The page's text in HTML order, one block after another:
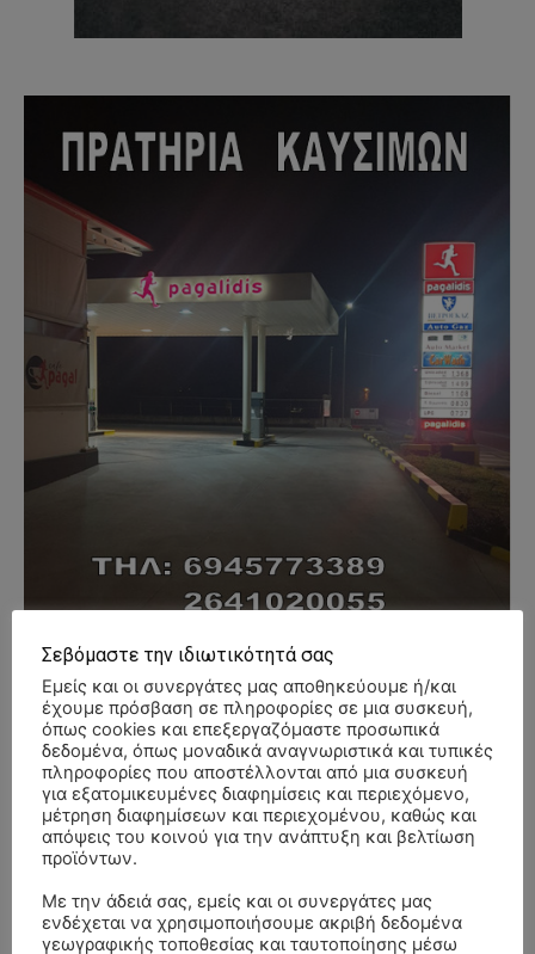
- Advertisment -
Σεβόμαστε την ιδιωτικότητά σας
Εμείς και οι συνεργάτες μας αποθηκεύουμε ή/και
έχουμε πρόσβαση σε πληροφορίες σε μια συσκευή,
όπως cookies και επεξεργαζόμαστε προσωπικά
δεδομένα, όπως μοναδικά αναγνωριστικά και τυπικές
πληροφορίες που αποστέλλονται από μια συσκευή
για εξατομικευμένες διαφημίσεις και περιεχόμενο,
μέτρηση διαφημίσεων και περιεχομένου, καθώς και
απόψεις του κοινού για την ανάπτυξη και βελτίωση
προϊόντων.
Με την άδειά σας, εμείς και οι συνεργάτες μας
ενδέχεται να χρησιμοποιήσουμε ακριβή δεδομένα
γεωγραφικής τοποθεσίας και ταυτοποίησης μέσω